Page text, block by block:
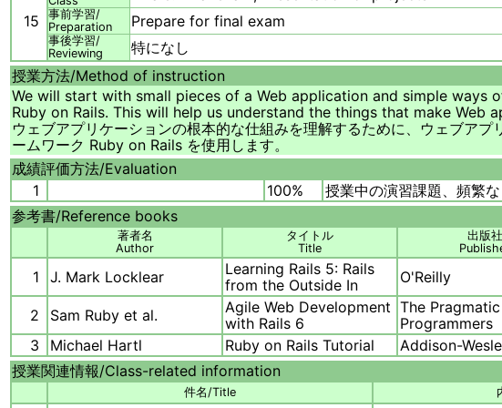
15
事前学習/
Preparation
Prepare for final exam
事後学習/
Reviewing
特になし
授業方法/Method of instruction
We will start with small pieces of a Web application and simple ways
Ruby on Rails. This will help us understand the things that make Web
ウェブアプリケーションの根本的な仕組みを理解するために、ウェブア
ームワーク Ruby on Rails を使用します。
成績評価方法/Evaluation
1
100%
授業中の演習課題、頻繁
参考書/Reference books
著者名
Author
タイトル
Title
出版社
1 J. Mark Locklear
Learning Rails 5: Rails
from the Outside In
O'Reilly
2 Sam Ruby et al.
Agile Web Development
with Rails 6
The Pragmatic
Programmers
3
Michael Hartl Ruby on Rails Tutorial
Addison-
授業関連情報/Class-related information
件名/Title